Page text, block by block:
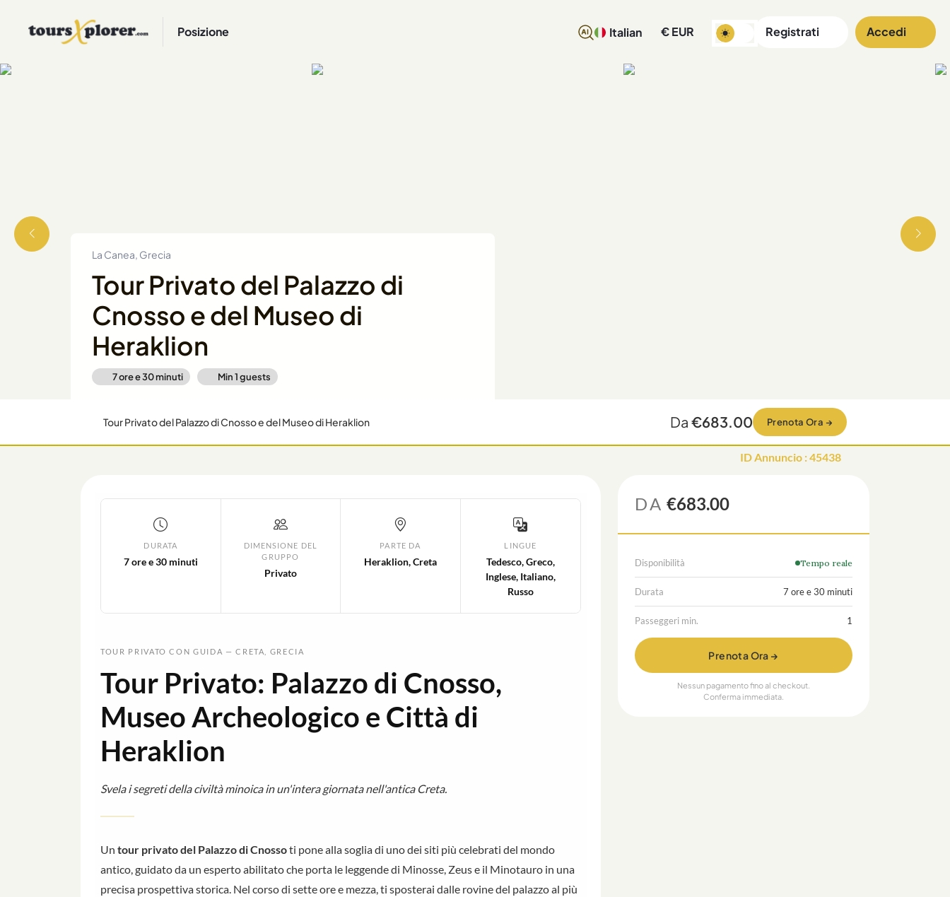
Posizione Italian € EUR Registrati Accedi
La Canea, Grecia
Tour Privato del Palazzo di
Cnosso e del Museo di
Heraklion
7 ore e 30 minuti Min1guests
Tour Privato del Palazzo di Cnosso e del Museo di Heraklion Da €683.00 Prenota Ora →
ID Annuncio :45438
DURATA
7 ore e 30 minuti
DIMENSIONE DEL
GRUPPO
Privato
PARTE DA
Heraklion, Creta
LINGUE
Tedesco, Greco,
Inglese, Italiano,
Russo
TOUR PRIVATO CON GUIDA — CRETA, GRECIA
Tour Privato: Palazzo di Cnosso,
Museo Archeologico e Città di
Heraklion
Svela i segreti della civiltà minoica in un'intera giornata nell'antica Creta.
Un tour privato del Palazzo di Cnossoti pone alla soglia di uno dei siti più celebrati del mondo
antico, guidato da un esperto abilitato che porta le leggende di Minosse, Zeus e il Minotauro in una
precisa prospettiva storica. Nel corso di sette ore e mezza, ti sposterai dalle rovine del palazzo al più
DA €683.00
Disponibilità Tempo reale
Durata 7 ore e 30 minuti
Passeggeri min. 1
Prenota Ora →
Nessun pagamento fino al checkout.
Conferma immediata.